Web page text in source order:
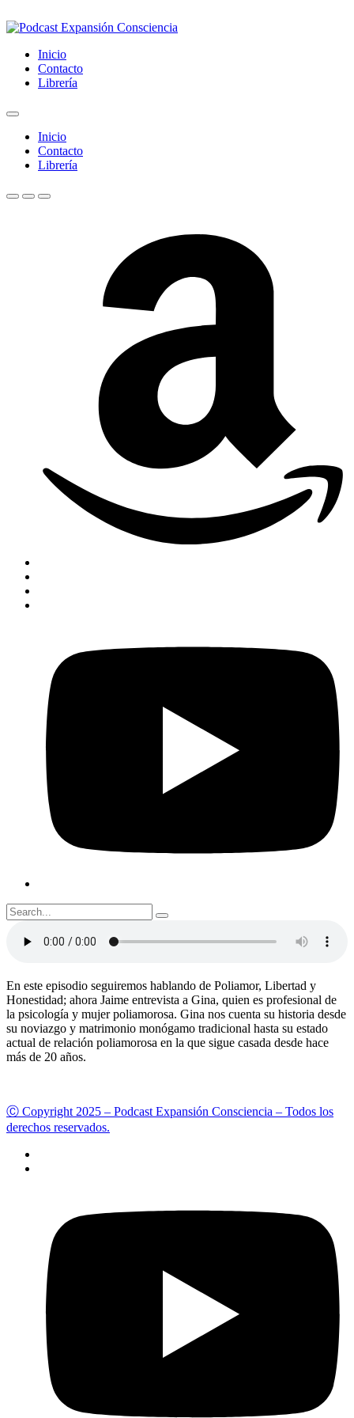
Inicio
Contacto
Librería
Inicio
Contacto
Librería
En este episodio seguiremos hablando de Poliamor, Libertad y
Honestidad; ahora Jaime entrevista a Gina, quien es profesional de
la psicología y mujer poliamorosa. Gina nos cuenta su historia desde
su noviazgo y matrimonio monógamo tradicional hasta su estado
actual de relación poliamorosa en la que sigue casada desde hace
más de 20 años.
Ⓒ Copyright 2025 – Podcast Expansión Consciencia – Todos los
derechos reservados.